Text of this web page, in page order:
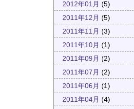
2012年01月 (5)
2011年12月 (5)
2011年11月 (3)
2011年10月 (1)
2011年09月 (2)
2011年07月 (2)
2011年06月 (1)
2011年04月 (4)